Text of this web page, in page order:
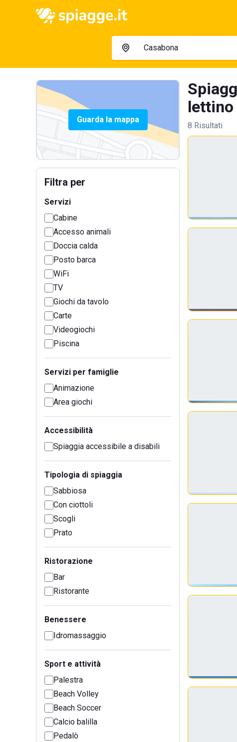
Guarda la mappa
Filtra per
Servizi
Cabine
Accesso animali
Doccia calda
Posto barca
WiFi
TV
Giochi da tavolo
Carte
Videogiochi
Piscina
Servizi per famiglie
Animazione
Area giochi
Accessibilità
Spiaggia accessibile a disabili
Tipologia di spiaggia
Sabbiosa
Con ciottoli
Scogli
Prato
Ristorazione
Bar
Ristorante
Benessere
Idromassaggio
Sport e attività
Palestra
Beach Volley
Beach Soccer
Calcio balilla
Pedalò
lettino
8 Risultati